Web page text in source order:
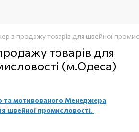
з продажу товарів для швейної
товарів для
(м.Одеса)
та мотивованого Менеджера
швейної промисловості.